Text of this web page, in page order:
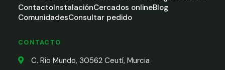
ContactoInstalaciónCercados onlineBlog
ComunidadesConsultar pedido
CONTACTO
C. Río Mundo, 30562 Ceutí, Murcia